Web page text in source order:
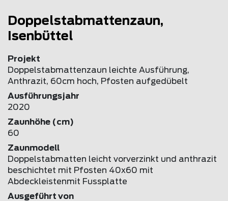
Doppelstabmattenzaun,
Isenbüttel
Projekt
Doppelstabmattenzaun leichte Ausführung,
Anthrazit, 60cm hoch, Pfosten aufgedübelt
Ausführungsjahr
2020
Zaunhöhe (cm)
60
Zaunmodell
Doppelstabmatten leicht vorverzinkt und anthrazit
beschichtet mit Pfosten 40x60 mit
Abdeckleistenmit Fussplatte
Ausgeführt von